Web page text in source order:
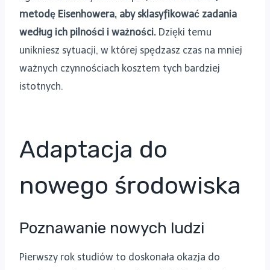
metodę Eisenhowera, aby sklasyfikować zadania
według ich pilności i ważności. Dzięki temu
unikniesz sytuacji, w której spędzasz czas na mniej
ważnych czynnościach kosztem tych bardziej
istotnych.
Adaptacja do
nowego środowiska
Poznawanie nowych ludzi
Pierwszy rok studiów to doskonała okazja do